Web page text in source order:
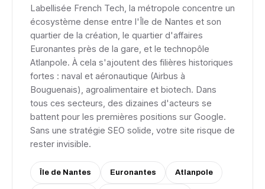
Labellisée French Tech, la métropole concentre un
écosystème dense entre l'Île de Nantes et son
quartier de la création, le quartier d'affaires
Euronantes près de la gare, et le technopôle
Atlanpole. À cela s'ajoutent des filières historiques
fortes : naval et aéronautique (Airbus à
Bouguenais), agroalimentaire et biotech. Dans
tous ces secteurs, des dizaines d'acteurs se
battent pour les premières positions sur Google.
Sans une stratégie SEO solide, votre site risque de
rester invisible.
Île de Nantes Euronantes Atlanpole